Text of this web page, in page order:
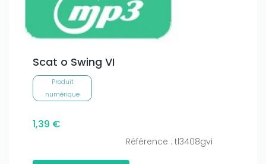
Scat o Swing VI
Produit
numérique
1,39 €
Référence : tl3408gvi